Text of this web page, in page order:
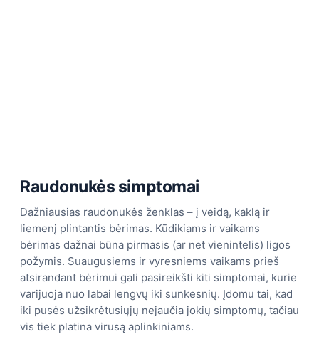
Raudonukės simptomai
Dažniausias raudonukės ženklas – į veidą, kaklą ir
liemenį plintantis bėrimas. Kūdikiams ir vaikams
bėrimas dažnai būna pirmasis (ar net vienintelis) ligos
požymis. Suaugusiems ir vyresniems vaikams prieš
atsirandant bėrimui gali pasireikšti kiti simptomai, kurie
varijuoja nuo labai lengvų iki sunkesnių. Įdomu tai, kad
iki pusės užsikrėtusiųjų nejaučia jokių simptomų, tačiau
vis tiek platina virusą aplinkiniams.